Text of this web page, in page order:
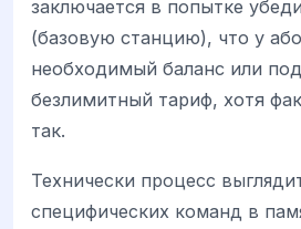
заключается в попытке
(базовую станцию), что у
необходимый баланс или
безлимитный тариф, хотя
так.
Технически процесс
специфических команд в